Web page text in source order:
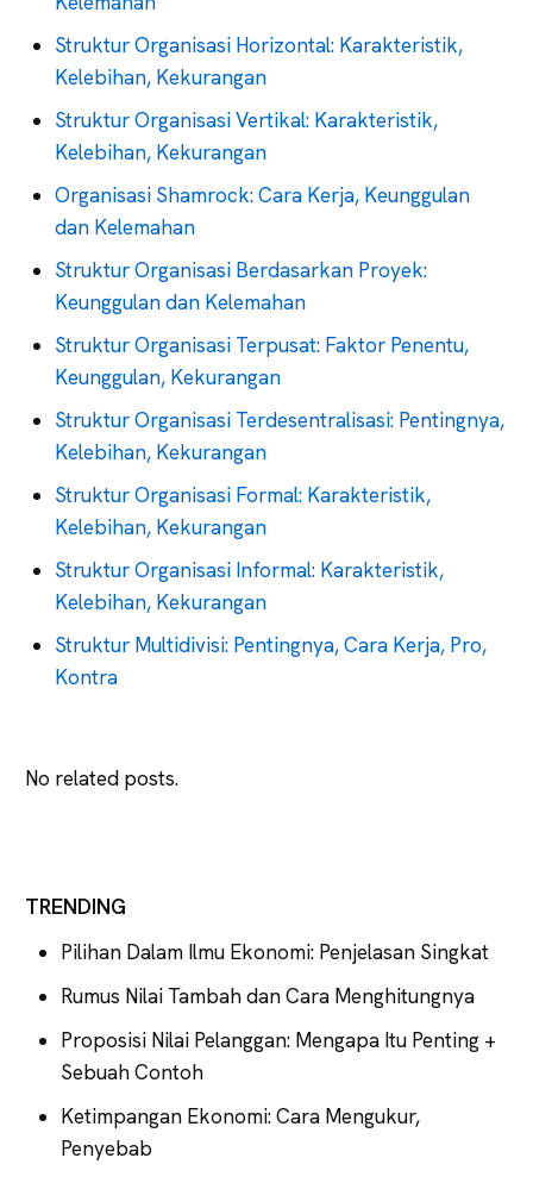
Struktur Organisasi Horizontal: Karakteristik,
Kelebihan, Kekurangan
Struktur Organisasi Vertikal: Karakteristik,
Kelebihan, Kekurangan
Organisasi Shamrock: Cara Kerja, Keunggulan
dan Kelemahan
Struktur Organisasi Berdasarkan Proyek:
Keunggulan dan Kelemahan
Struktur Organisasi Terpusat: Faktor Penentu,
Keunggulan, Kekurangan
Struktur Organisasi Terdesentralisasi: Pentingnya,
Kelebihan, Kekurangan
Struktur Organisasi Formal: Karakteristik,
Kelebihan, Kekurangan
Struktur Organisasi Informal: Karakteristik,
Kelebihan, Kekurangan
Struktur Multidivisi: Pentingnya, Cara Kerja, Pro,
Kontra
No related posts.
TRENDING
Pilihan Dalam Ilmu Ekonomi: Penjelasan Singkat
Rumus Nilai Tambah dan Cara Menghitungnya
Proposisi Nilai Pelanggan: Mengapa Itu Penting +
Sebuah Contoh
Ketimpangan Ekonomi: Cara Mengukur,
Penyebab